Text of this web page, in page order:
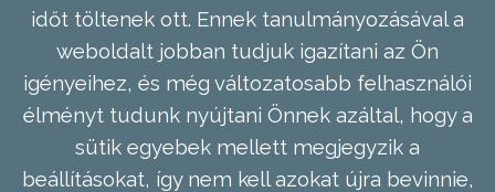
időt töltenek ott. Ennek tanulmányozásával a
weboldalt jobban tudjuk igazítani az Ön
igényeihez, és még változatosabb felhasználói
élményt tudunk nyújtani Önnek azáltal, hogy a
sütik egyebek mellett megjegyzik a
beállításokat, így nem kell azokat újra bevinnie,